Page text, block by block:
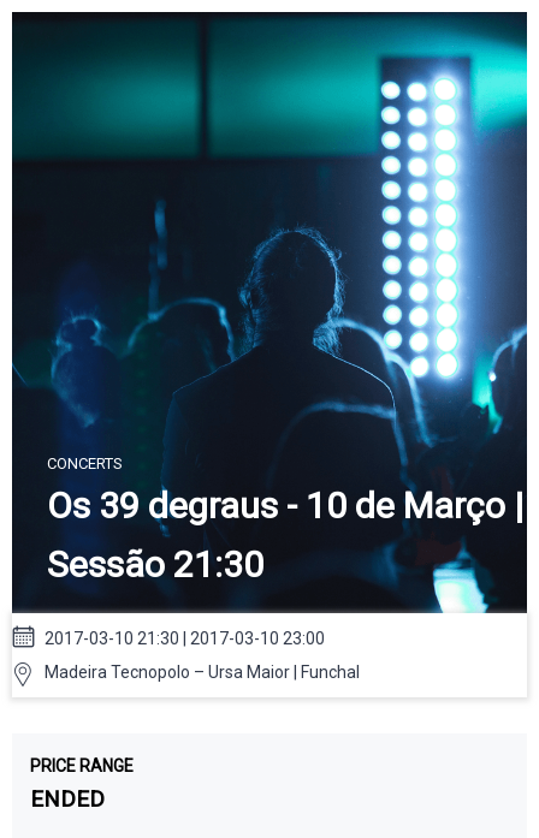
Skip
CONCERTS
Os 39 degraus - 10 de Março |
Sessão 21:30
2017-03-10 21:30 | 2017-03-10 23:00
Madeira Tecnopolo – Ursa Maior | Funchal
PRICE RANGE
ENDED